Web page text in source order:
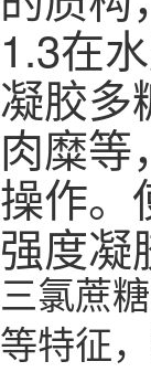
1.3在
凝胶多
肉糜等
操作。
强度凝
三氯蔗
等特征